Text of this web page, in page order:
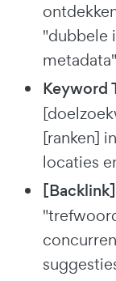
"dubbele
Keyword
[ranken]
locaties